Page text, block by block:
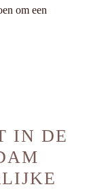
om een
IN DE